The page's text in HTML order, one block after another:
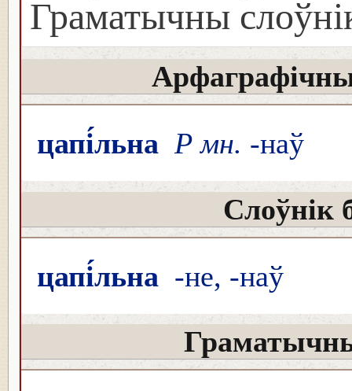
Граматычны
цапі́льна Р мн. -наў
Слоўнік
цапі́льна -не, -наў